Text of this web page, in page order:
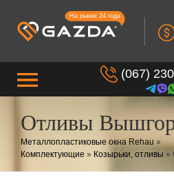
На рынке 24 года
(067)
(099) 230
(050) 230
(073)
Отливы
Металлопластиковые окна Rehau »
Комплектующие » Козырьки, отливы »